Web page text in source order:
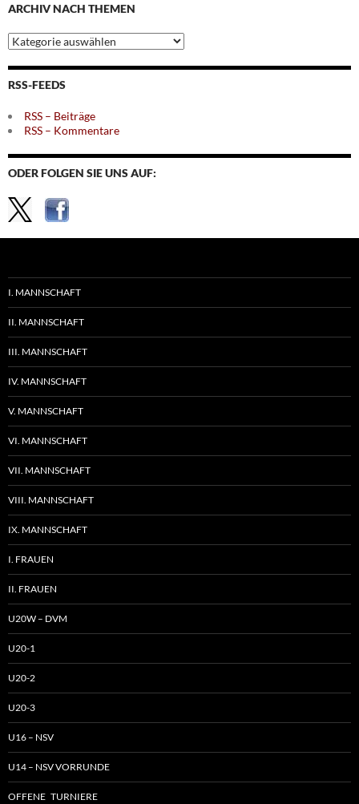
ARCHIV NACH THEMEN
Archiv
nach
Themen
RSS-FEEDS
RSS – Beiträge
RSS – Kommentare
ODER FOLGEN SIE UNS AUF:
I. MANNSCHAFT
II. MANNSCHAFT
III. MANNSCHAFT
IV. MANNSCHAFT
V. MANNSCHAFT
VI. MANNSCHAFT
VII. MANNSCHAFT
VIII. MANNSCHAFT
IX. MANNSCHAFT
I. FRAUEN
II. FRAUEN
U20W – DVM
U20-1
U20-2
U20-3
U16 – NSV
U14 – NSV VORRUNDE
OFFENE TURNIERE